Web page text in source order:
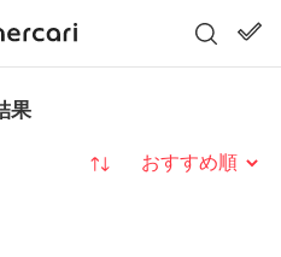
果
並び替え